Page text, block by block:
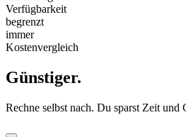
Verfügbarkeit
begrenzt
immer
Kostenvergleich
Günstiger.
Rechne selbst nach. Du sparst Zeit und